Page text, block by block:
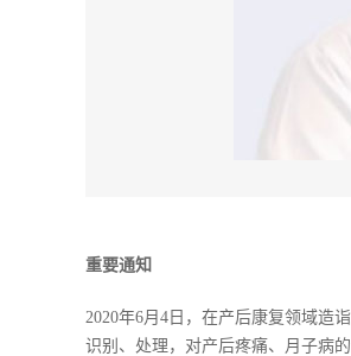
重要通知
2020年6月4日，在产后康复领域造
识别、处理，对产后疼痛、月子病